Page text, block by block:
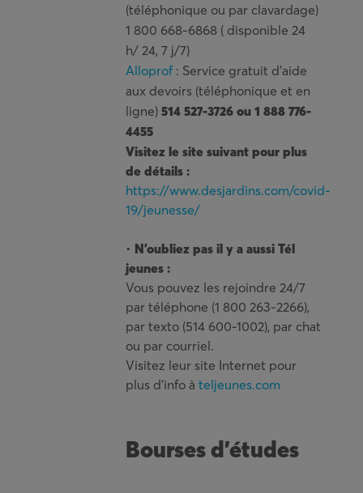
(téléphonique ou par clavardage)
1 800 668-6868 ( disponible 24
h/ 24, 7 j/7)
Alloprof: Service gratuit d’aide
aux devoirs (téléphonique et en
ligne)514 527-3726 ou 1 888 776-
4455
Visitez le site suivant pour plus
de détails :
https://www.desjardins.com/covid-
19/jeunesse/
• N’oubliez pas il y a aussi Tél
jeunes :
Vous pouvez les rejoindre 24/7
par téléphone (1 800 263-2266),
par texto (514 600-1002), par chat
ou par courriel.
Visitez leur site Internet pour
plus d’info àteljeunes.com
Bourses d’études